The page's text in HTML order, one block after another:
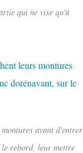
qui ne vise qu'à
avant d'entrer
rebord, leur mettre